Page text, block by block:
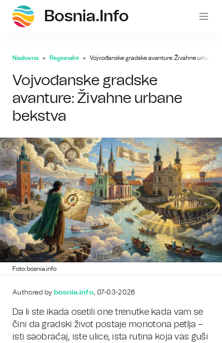
Bosnia.info
Naslovna Regionalni Vojvođanske gradske avanture: Živahne urbane
Vojvođanske gradske
avanture: Živahne urbane
bekstva
Foto: bosnia.info
Authored by bosnia.info, 07-03-2026
Da li ste ikada osetili one trenutke kada vam se
čini da gradski život postaje monotona petlja –
isti saobraćaj, iste ulice, ista rutina koja vas guši